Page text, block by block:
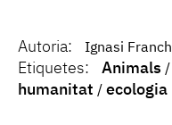
Autoria: Ignasi Franch
Etiquetes:
Animals
humanitat
ecologia